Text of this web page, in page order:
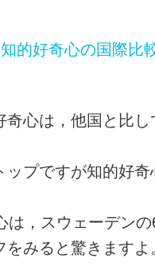
的好奇心の国際比
心は，他国と比し
プですが知的好奇
，スウェーデン
をみると驚きますよ